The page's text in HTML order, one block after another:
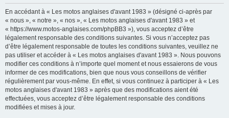
En accédant à « Les motos anglaises d'avant 1983 » (désigné ci-après par
« nous », « notre », « nos », « Les motos anglaises d'avant 1983 » et
« https://www.motos-anglaises.com/phpBB3 »), vous acceptez d’être
légalement responsable des conditions suivantes. Si vous n’acceptez pas
d’être légalement responsable de toutes les conditions suivantes, veuillez ne
pas utiliser et accéder à « Les motos anglaises d'avant 1983 ». Nous pouvons
modifier ces conditions à n’importe quel moment et nous essaierons de vous
informer de ces modifications, bien que nous vous conseillons de vérifier
régulièrement par vous-même. En effet, si vous continuez à participer à « Les
motos anglaises d'avant 1983 » après que des modifications aient été
effectuées, vous acceptez d’être légalement responsable des conditions
modifiées et mises à jour.